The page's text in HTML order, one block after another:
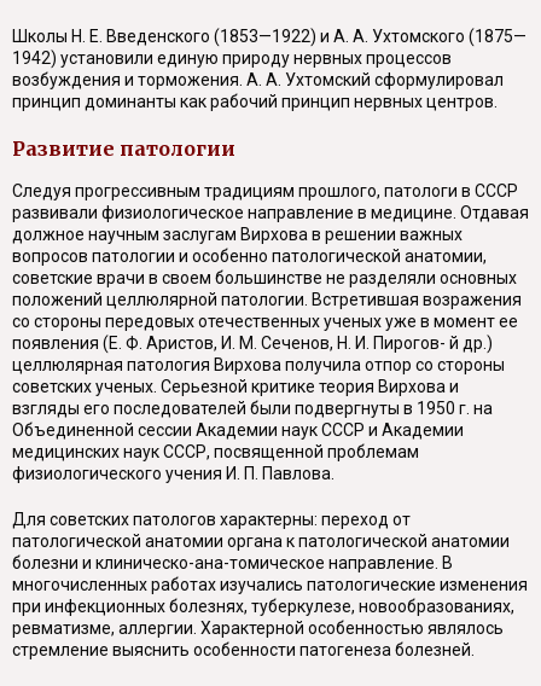
Школы Н. Е. Введенского (1853—1922) и А. А. Ухтомского (1875—
1942) установили единую природу нервных процессов
возбуждения и торможения. А. А. Ухтомский сформулировал
принцип доминанты как рабочий принцип нервных центров.
Развитие патологии
Следуя прогрессивным традициям прошлого, патологи в СССР
развивали физиологическое направление в медицине. Отдавая
должное научным заслугам Вирхова в решении важных
вопросов патологии и особенно патологической анатомии,
советские врачи в своем большинстве не разделяли основных
положений целлюлярной патологии. Встретившая возражения
со стороны передовых отечественных ученых уже в момент ее
появления (Е. Ф. Аристов, И. М. Сеченов, Н. И. Пирогов- й др.)
целлюлярная патология Вирхова получила отпор со стороны
советских ученых. Серьезной критике теория Вирхова и
взгляды его последователей были подвергнуты в 1950 г. на
Объединенной сессии Академии наук СССР и Академии
медицинских наук СССР, посвященной проблемам
физиологического учения И. П. Павлова.
Для советских патологов характерны: переход от
патологической анатомии органа к патологической анатомии
болезни и клиническо-ана-томическое направление. В
многочисленных работах изучались патологические изменения
при инфекционных болезнях, туберкулезе, новообразованиях,
ревматизме, аллергии. Характерной особенностью являлось
стремление выяснить особенности патогенеза болезней.